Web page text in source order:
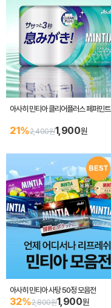
아사히 민티아 클리어플러스 페퍼민트
21%2,400원1,900원
아사히 민티아 사탕 50정 모음전
32%2,800원1,900원